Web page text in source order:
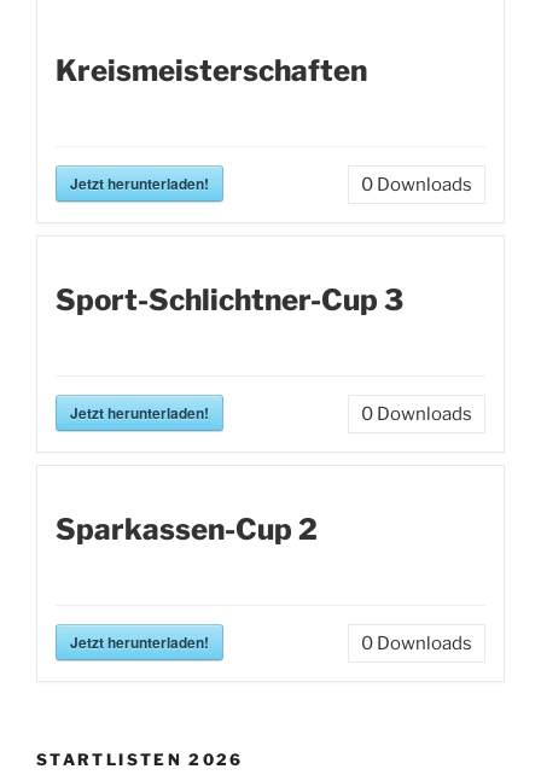
Kreismeisterschaften
Jetzt herunterladen! 0 Downloads
Sport-Schlichtner-Cup 3
Jetzt herunterladen! 0 Downloads
Sparkassen-Cup 2
Jetzt herunterladen! 0 Downloads
STARTLISTEN 2026